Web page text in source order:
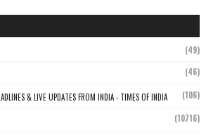
(49)
(46)
& LIVE UPDATES FROM INDIA - TIMES OF INDIA (106)
(10716)